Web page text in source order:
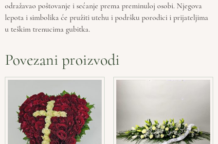
odražavao poštovanje i sećanje prema preminuloj osobi. Njegova
lepota i simbolika će pružiti utehu i podršku porodici i prijateljima
u teškim trenucima gubitka.
Povezani proizvodi